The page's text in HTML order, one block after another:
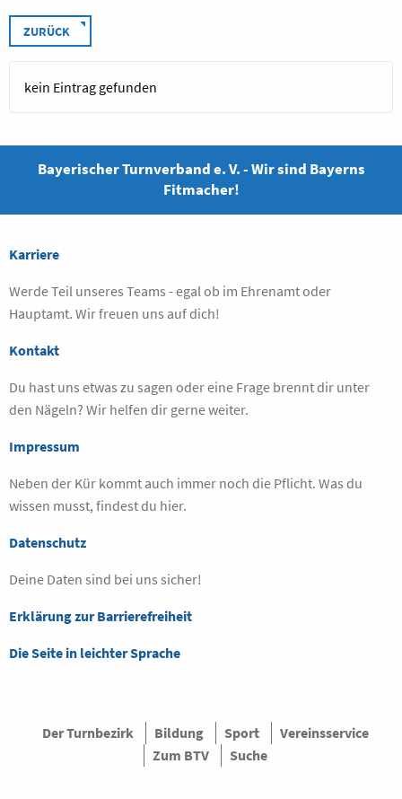
ZURÜCK
kein Eintrag gefunden
Bayerischer Turnverband e. V. - Wir sind Bayerns
Fitmacher!
Karriere
Werde Teil unseres Teams - egal ob im Ehrenamt oder
Hauptamt. Wir freuen uns auf dich!
Kontakt
Du hast uns etwas zu sagen oder eine Frage brennt dir unter
den Nägeln? Wir helfen dir gerne weiter.
Impressum
Neben der Kür kommt auch immer noch die Pflicht. Was du
wissen musst, findest du hier.
Datenschutz
Deine Daten sind bei uns sicher!
Erklärung zur Barrierefreiheit
Die Seite in leichter Sprache
Der Turnbezirk Bildung Sport
Vereinsservice
Zum BTV
Suche